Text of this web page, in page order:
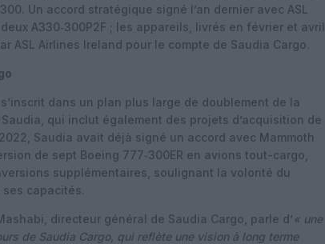
Un accord stratégique signé l’an dernier avec ASL
A330‑300P2F ; les appareils, livrés en février et avril
ASL Airlines Ireland pour le compte de Saudia Cargo.
dans un plan plus large de doublement de la
qui inclut également des projets d’acquisition de
Saudia avait déjà signé un accord avec Mammoth
de sept Boeing 777‑300ER en avions tout-cargo,
supplémentaires, soulignant la volonté du
ses capacités.
directeur général de Saudia Cargo, parle d’« une
de Saudia Cargo, qui reflète une vision à long terme